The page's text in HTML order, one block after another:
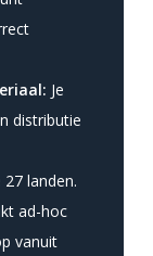
Je
distributie
landen.
ad-hoc
vanuit